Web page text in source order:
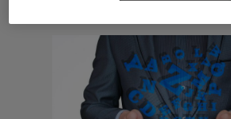
CRISES).